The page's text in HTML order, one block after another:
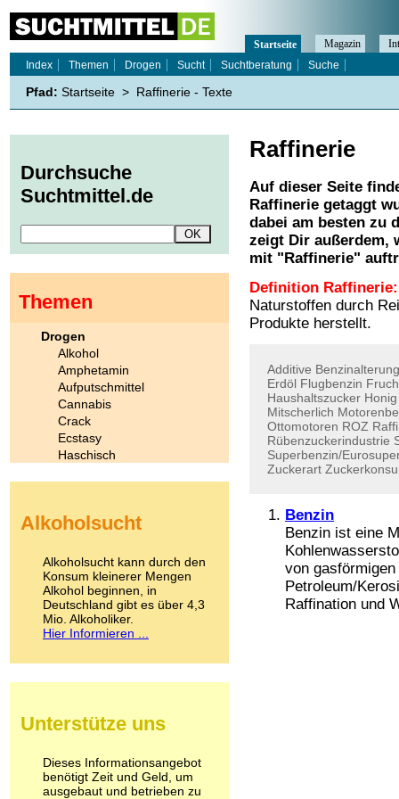
Raffinerie
Auf dieser Seite
Raffinerie getaggt
dabei am besten zu
zeigt Dir außerdem,
mit " Raffinerie"
Definition Raffinerie:
Naturstoffen durch
Produkte herstellt.
Additive Benzinalterung
Erdöl Flugbenzin
Haushaltszucker Honig
Mitscherlich
Ottomotoren ROZ
Rübenzuckerindustrie
Superbenzin/
Zuckerart
Benzin
Benzin ist eine
von
Petroleum/
Raffination und
Startseite Magazin
Index
Themen Drogen Sucht Suchtberatung Suche
Pfad: Startseite > Raffinerie - Texte
Durchsuche
Suchtmittel.de
Themen
Drogen
Alkohol
Amphetamin
Aufputschmittel
Cannabis
Crack
Ecstasy
Haschisch
Kokain
LSD
Marihuana
Medikamente
Meskalin
Metamphetamin
Methadon
Pilze
Psychopharmaka
Schlafmittel
Schmerzmittel
Alkoholsucht
Alkoholsucht kann durch den
Konsum kleinerer Mengen
Alkohol beginnen, in
Deutschland gibt es über 4,3
Mio. Alkoholiker.
Hier Informieren ...
Unterstütze uns
Dieses Informationsangebot
benötigt Zeit und Geld, um
ausgebaut und betrieben zu